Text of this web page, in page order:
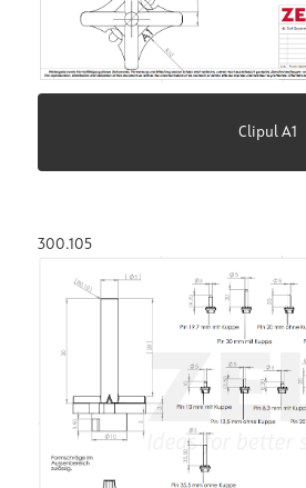
Clipul A1
300.105